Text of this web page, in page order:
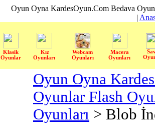
Oyun Oyna KardesOyun.Com Bedava
|
Klasik
Oyunlar
Kız
Oyunları
Webcam
Oyunları
Macera
Oyunları
Oyun Oyna
Oyunlar Flash
Oyunları > Blob